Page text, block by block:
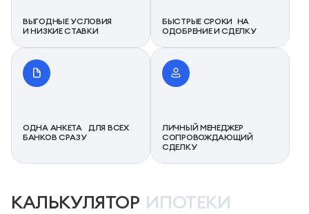
ВЫГОДНЫЕ УСЛОВИЯ
И НИЗКИЕ СТАВКИ
БЫСТРЫЕ СРОКИ НА
ОДОБРЕНИЕ И СДЕЛКУ
ОДНА АНКЕТА ДЛЯ ВСЕХ
БАНКОВ СРАЗУ
ЛИЧНЫЙ МЕНЕДЖЕР
СОПРОВОЖДАЮЩИЙ
СДЕЛКУ
КАЛЬКУЛЯТОР ИПОТЕКИ